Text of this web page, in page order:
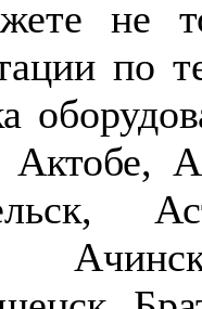
не
по
Актобе,